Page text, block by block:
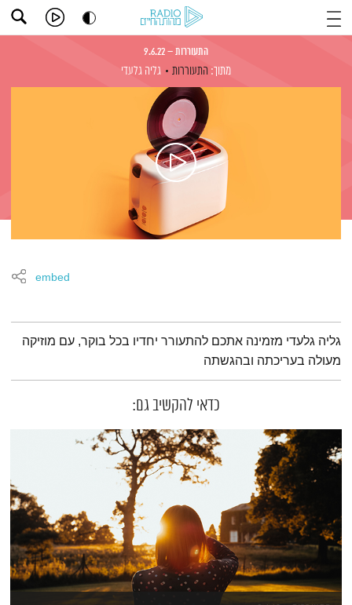
התעוררות – 9.6.22
מתוך: התעוררות גליה גלעדי
embed
תמצית הפודקאסט
גליה גלעדי מזמינה אתכם להתעורר יחדיו בכל בוקר, עם מוזיקה
מעולה בעריכתה ובהגשתה
כדאי להקשיב גם: